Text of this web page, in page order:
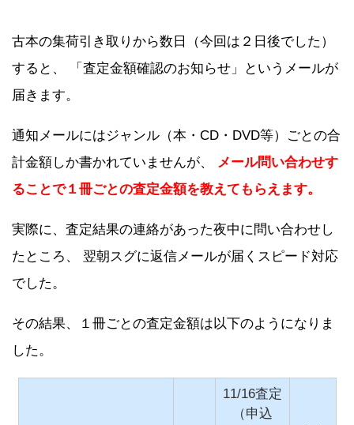
古本の集荷引き取りから数日（今回は２日後でした）
すると、 「査定金額確認のお知らせ」というメールが
届きます。
通知メールにはジャンル（本・CD・DVD等）ごとの合
計金額しか書かれていませんが、 メール問い合わせす
ることで１冊ごとの査定金額を教えてもらえます。
実際に、査定結果の連絡があった夜中に問い合わせし
たところ、 翌朝スグに返信メールが届くスピード対応
でした。
その結果、１冊ごとの査定金額は以下のようになりま
した。
11/16査定
（申込